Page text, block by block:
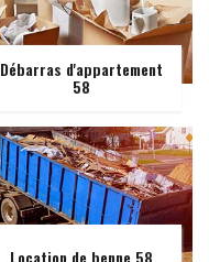
Débarras d'appartement
58
Location de benne 58